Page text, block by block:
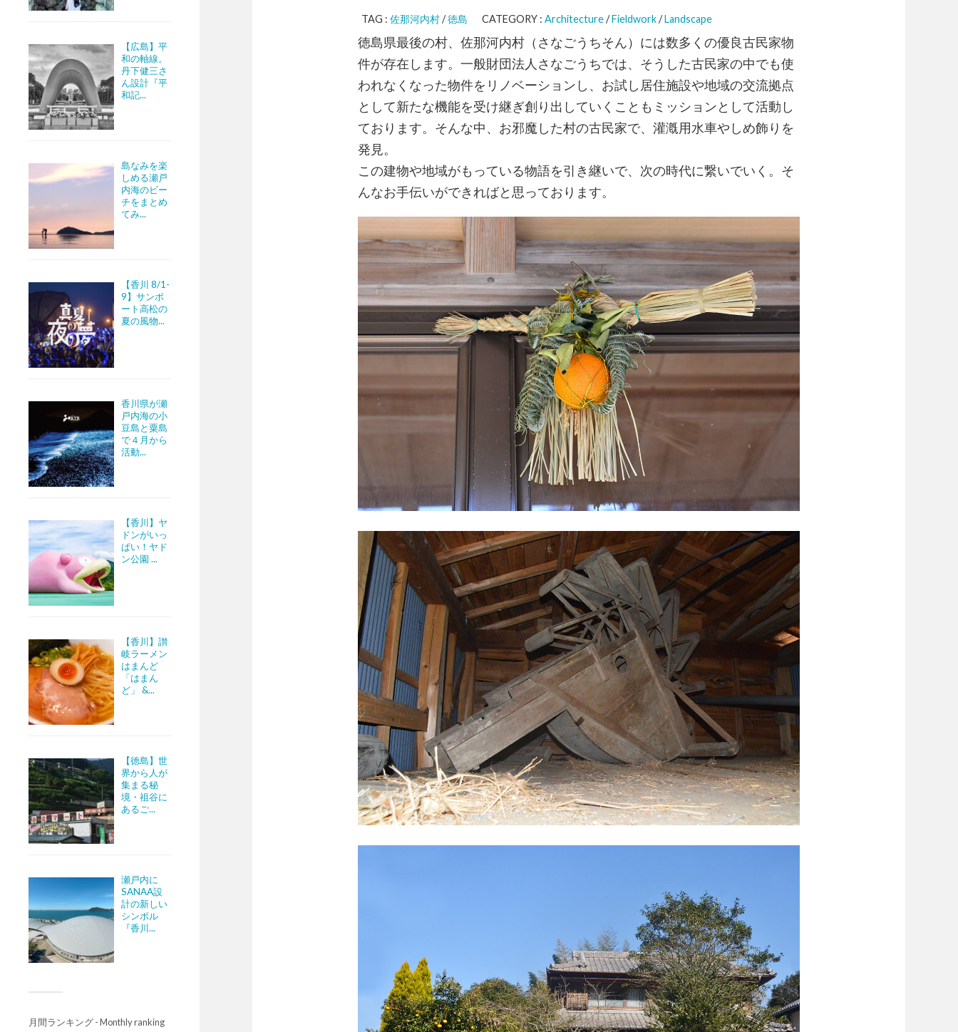
【広島】平
和の軸線。
丹下健三さ
ん設計『平
和記...
島なみを楽
しめる瀬戸
内海のビー
チをまとめ
てみ...
【香川 8/1-
9】サンポ
ート高松の
夏の風物...
香川県が瀬
戸内海の小
豆島と粟島
で４月から
活動...
【香川】ヤ
ドンがいっ
ぱい！ヤド
ン公園 ...
【香川】讃
岐ラーメン
はまんど
「はまん
ど」 &...
【徳島】世
界から人が
集まる秘
境・祖谷に
あるご...
瀬戸内に
SANAA設
計の新しい
シンボル
『香川...
月間ランキング - Monthly ranking
TAG : 佐那河内村/徳島 CATEGORY : Architecture/Fieldwork/Landscape
徳島県最後の村、佐那河内村（さなごうちそん）には数多くの優良古民家物
件が存在します。一般財団法人さなごうちでは、そうした古民家の中でも使
われなくなった物件をリノベーションし、お試し居住施設や地域の交流拠点
として新たな機能を受け継ぎ創り出していくこともミッションとして活動し
ております。そんな中、お邪魔した村の古民家で、灌漑用水車やしめ飾りを
発見。
この建物や地域がもっている物語を引き継いで、次の時代に繋いでいく。そ
んなお手伝いができればと思っております。